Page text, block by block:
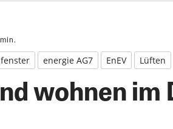
min.
energie AG7 EnEV Lüften
wohnen im